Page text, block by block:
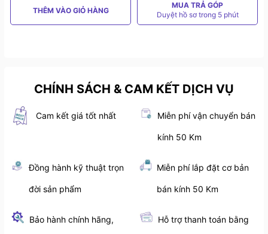
THÊM VÀO GIỎ HÀNG
MUA TRẢ GÓP
Duyệt hồ sơ trong 5 phút
CHÍNH SÁCH & CAM KẾT DỊCH VỤ
Cam kết giá tốt nhất Miễn phí vận chuyển bán
kính 50 Km
Đồng hành kỹ thuật trọn
đời sản phẩm
Miễn phí lắp đặt cơ bản
bán kính 50 Km
Bảo hành chính hãng, Hỗ trợ thanh toán bằng